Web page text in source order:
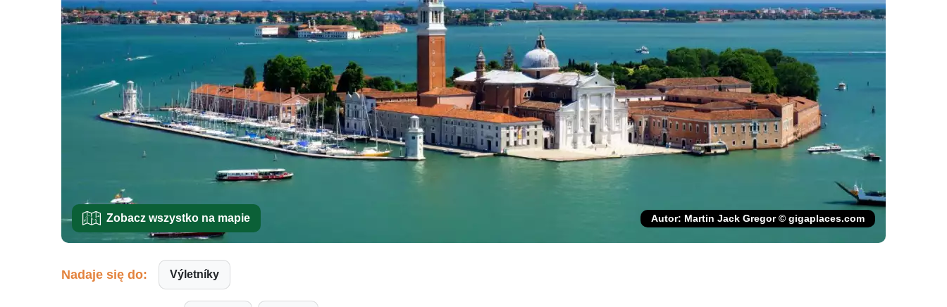
Zobacz wszystko na mapie Autor: Martin Jack Gregor © gigaplaces.com
Nadaje się do: Výletníky